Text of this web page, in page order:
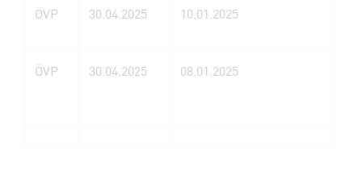
ÖVP 30.04.2025 10.01.2025
ÖVP 30.04.2025 08.01.2025